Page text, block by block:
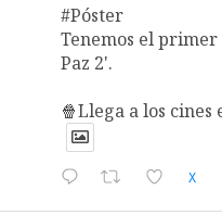
#Póster
Tenemos el
Paz 2'.
🍿Llega a los
X